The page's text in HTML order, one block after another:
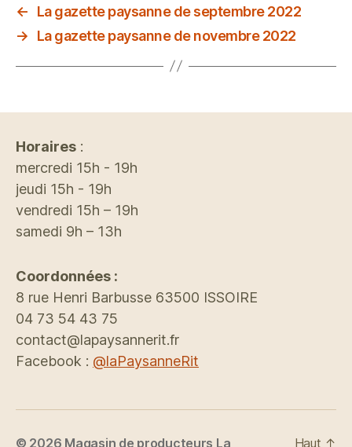
←
La gazette paysanne de septembre 2022
→
La gazette paysanne de novembre 2022
Horaires :
mercredi 15h - 19h
jeudi 15h - 19h
vendredi 15h – 19h
samedi 9h – 13h
Coordonnées :
8 rue Henri Barbusse 63500 ISSOIRE
04 73 54 43 75
contact@lapaysannerit.fr
Facebook : @laPaysanneRit
© 2026 Magasin de producteurs La Haut ↑